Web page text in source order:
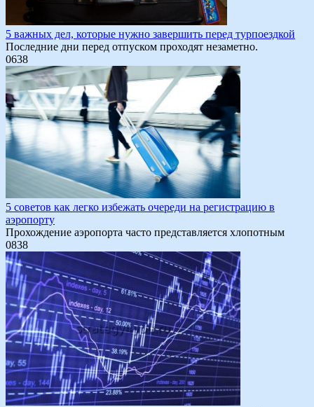
5 важных дел, которые нужно завершить перед турпоездкой
Последние дни перед отпуском проходят незаметно.
0638
5 советов как легко избежать очереди на регистрацию в
аэропорту
Прохождение аэропорта часто представляется хлопотным
0838